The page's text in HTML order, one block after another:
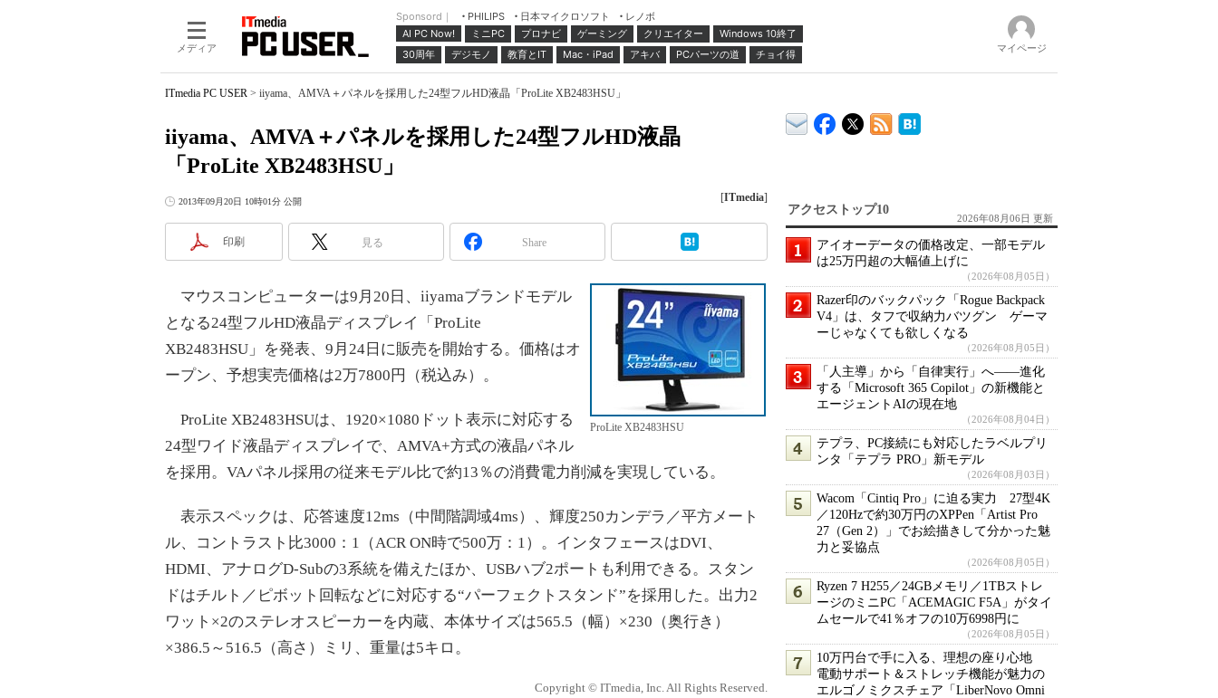
メディア
Sponsord｜ PHILIPS 日本マイクロソフト
レノボ
AI PC Now!
ミニPC プロナビ ゲーミング クリエイター
Windows 10終了
30周年
デジモノ 教育とIT Mac・iPad アキバ PCパーツの道 チョイ得 マイページ
ITmedia PC USER > iiyama、AMVA＋パネルを採用した24型フルHD液晶「ProLite XB2483HSU」
iiyama、AMVA＋パネルを採用した24型フルHD液晶
「ProLite XB2483HSU」
2013年09月20日 10時01分 公開 [ITmedia]
印刷 見る Share
ProLite XB2483HSU
マウスコンピューターは9月20日、iiyamaブランドモデル
となる24型フルHD液晶ディスプレイ「ProLite
XB2483HSU」を発表、9月24日に販売を開始する。価格はオ
ープン、予想実売価格は2万7800円（税込み）。
ProLite XB2483HSUは、1920×1080ドット表示に対応する
24型ワイド液晶ディスプレイで、AMVA+方式の液晶パネル
を採用。VAパネル採用の従来モデル比で約13％の消費電力削減を実現している。
表示スペックは、応答速度12ms（中間階調域4ms）、輝度250カンデラ／平方メート
ル、コントラスト比3000：1（ACR ON時で500万：1）。インタフェースはDVI、
HDMI、アナログD-Subの3系統を備えたほか、USBハブ2ポートも利用できる。スタン
ドはチルト／ピボット回転などに対応する“パーフェクトスタンド”を採用した。出力2
ワット×2のステレオスピーカーを内蔵、本体サイズは565.5（幅）×230（奥行き）
×386.5～516.5（高さ）ミリ、重量は5キロ。
Copyright © ITmedia, Inc. All Rights Reserved.
アクセストップ10
2026年08月06日 更新
アイオーデータの価格改定、一部モデル
は25万円超の大幅値上げに
（2026年08月05日）
Razer印のバックパック「Rogue Backpack
V4」は、タフで収納力バツグン ゲーマ
ーじゃなくても欲しくなる
（2026年08月05日）
「人主導」から「自律実行」へ――進化
する「Microsoft 365 Copilot」の新機能と
エージェントAIの現在地
（2026年08月04日）
テプラ、PC接続にも対応したラベルプリ
ンタ「テプラ PRO」新モデル
（2026年08月03日）
Wacom「Cintiq Pro」に迫る実力 27型4K
／120Hzで約30万円のXPPen「Artist Pro
27（Gen 2）」でお絵描きして分かった魅
力と妥協点
（2026年08月05日）
Ryzen 7 H255／24GBメモリ／1TBストレ
ージのミニPC「ACEMAGIC F5A」がタイ
ムセールで41％オフの10万6998円に
（2026年08月05日）
10万円台で手に入る、理想の座り心地
電動サポート＆ストレッチ機能が魅力の
エルゴノミクスチェア「LiberNovo Omni